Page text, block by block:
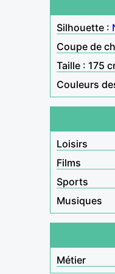
Silhouette :
Coupe de
Taille : 175
Couleurs
Loisirs
Films
Sports
Musiques
Métier